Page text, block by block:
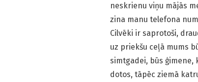
neskrienu viņu mājās
zina manu telefona
Cilvēki ir saprotoši,
uz priekšu ceļā mums
simtgadei, būs
dotos, tāpēc ziemā